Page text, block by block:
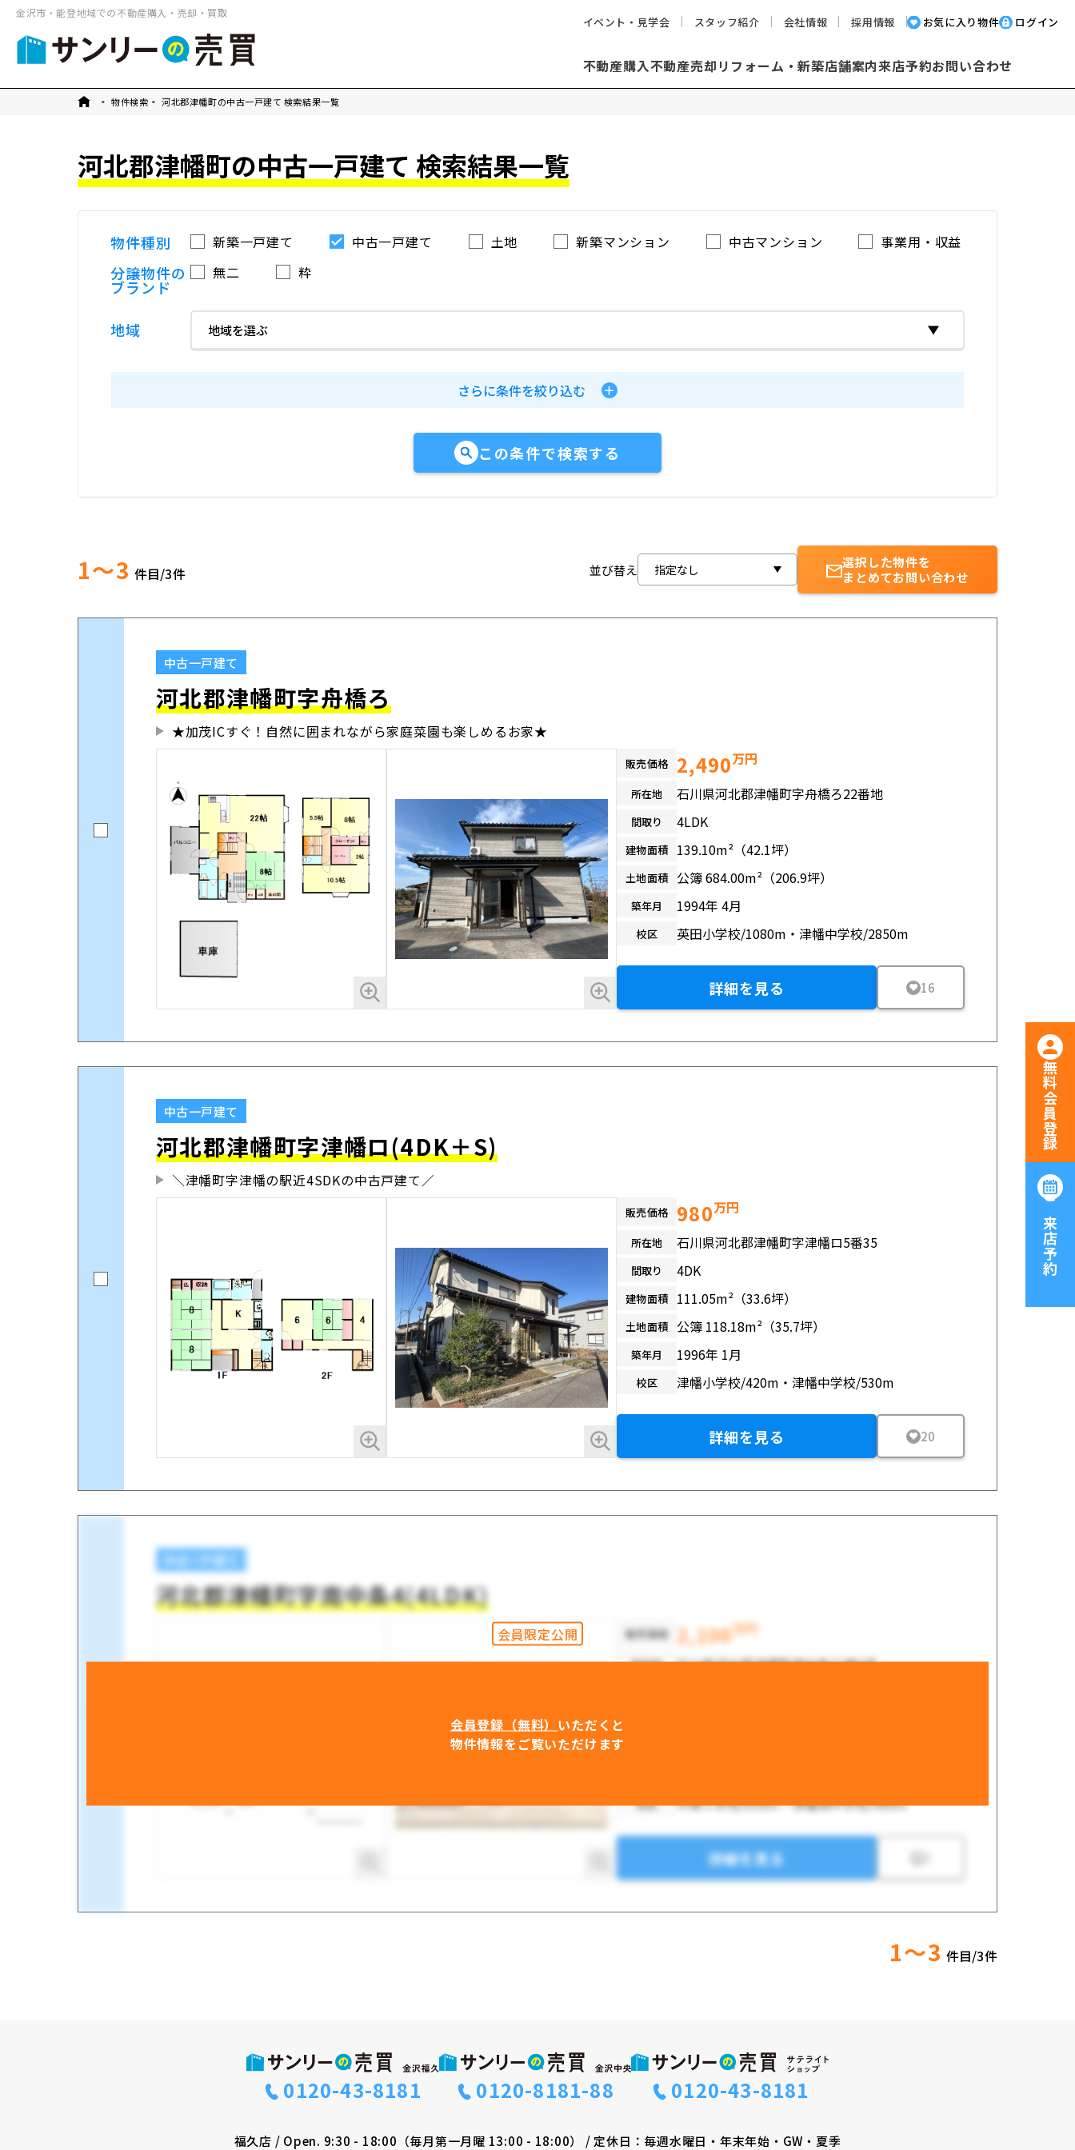
金沢市・能登地域での不動産購入・売却・買取
イベント・見学会 スタッフ紹介 会社情報 採用情報 お気に入り物件 ログイン
不動産購入不動産売却 リフォーム・新築店舗案内来店予約お問い合わせ
無料会員登録
ご来店予約
トップ物件検索 河北郡津幡町の中古一戸建て 検索結果一覧
河北郡津幡町の中古一戸建て 検索結果一覧
物件種別 新築一戸建て 中古一戸建て 土地 新築マンション 中古マンション 事業用・収益
分譲物件の
ブランド
無二 粋
地域 地域を選ぶ
さらに条件を絞り込む
この条件で検索する
1～3 件目/3件 並び替え
選択した物件を
まとめてお問い合わせ
中古一戸建て
河北郡津幡町字舟橋ろ
★加茂ICすぐ！自然に囲まれながら家庭菜園も楽しめるお家★
販売価格 2,490万円
所在地 石川県河北郡津幡町字舟橋ろ22番地
間取り 4LDK
建物面積 139.10m²（42.1坪）
土地面積 公簿 684.00m²（206.9坪）
築年月 1994年 4月
校区 英田小学校/1080m・津幡中学校/2850m
詳細を見る 16
中古一戸建て
河北郡津幡町字津幡ロ(4DK＋S)
＼津幡町字津幡の駅近4SDKの中古戸建て／
販売価格 980万円
所在地 石川県河北郡津幡町字津幡ロ5番35
間取り 4DK
建物面積 111.05m²（33.6坪）
土地面積 公簿 118.18m²（35.7坪）
築年月 1996年 1月
校区 津幡小学校/420m・津幡中学校/530m
詳細を見る 20
会員限定公開
会員登録（無料） いただくと
物件情報をご覧いただけます
中古一戸建て
河北郡津幡町字南中条4(4LDK)
販売価格 2,100万円
所在地 石川県河北郡津幡町南中条57番6号
校区 中条小学校/650m・津幡南中学校/400m
詳細を見る
1～3 件目/3件
0120-43-8181 0120-8181-88 0120-43-8181
福久店 / Open. 9:30 - 18:00（毎月第一月曜 13:00 - 18:00） / 定休日：毎週水曜日・年末年始・GW・夏季